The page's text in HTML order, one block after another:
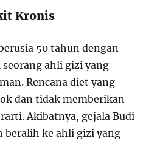
Kronis
50 tahun dengan
ahli gizi yang
Rencana diet yang
dan tidak memberikan
Akibatnya, gejala Budi
beralih ke ahli gizi yang